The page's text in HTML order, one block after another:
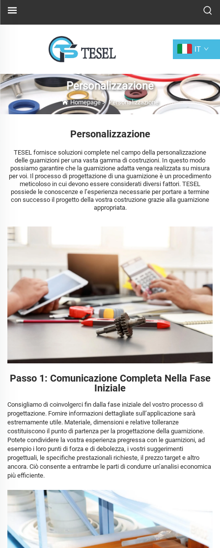
IT
Personalizzazione
Homepage>Personalizzazione
Personalizzazione
TESEL fornisce soluzioni complete nel campo della personalizzazione
delle guarnizioni per una vasta gamma di costruzioni. In questo modo
possiamo garantire che la guarnizione adatta venga realizzata su misura
per voi. Il processo di progettazione di una guarnizione è un procedimento
meticoloso in cui devono essere considerati diversi fattori. TESEL
possiede le conoscenze e l’esperienza necessarie per portare a termine
con successo il progetto della vostra costruzione grazie alla guarnizione
appropriata.
Passo 1: Comunicazione Completa Nella Fase
Iniziale
Consigliamo di coinvolgerci fin dalla fase iniziale del vostro processo di
progettazione. Fornire informazioni dettagliate sull’applicazione sarà
estremamente utile. Materiale, dimensioni e relative tolleranze
costituiscono il punto di partenza per la progettazione della guarnizione.
Potete condividere la vostra esperienza pregressa con le guarnizioni, ad
esempio i loro punti di forza e di debolezza, i vostri suggerimenti
progettuali, le specifiche prestazionali richieste, il prezzo target e altro
ancora. Ciò consente a entrambe le parti di condurre un’analisi economica
più efficiente.